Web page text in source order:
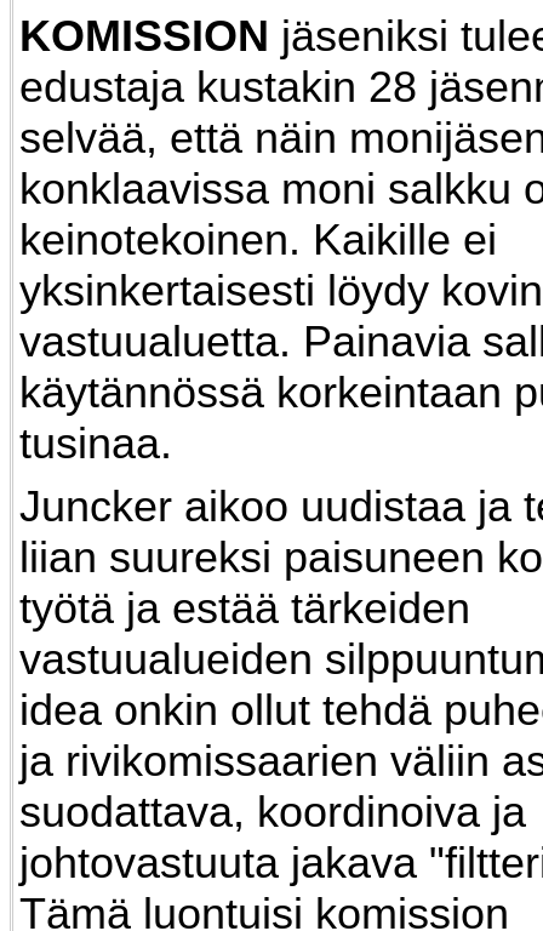
KOMISSION jäseniksi
edustaja kustakin 28
selvää, että näin
konklaavissa moni salkku
keinotekoinen. Kaikille ei
yksinkertaisesti löydy
vastuualuetta. Painavia
käytännössä korkeintaan
tusinaa.
Juncker aikoo uudistaa ja
liian suureksi paisuneen
työtä ja estää tärkeiden
vastuualueiden
idea onkin ollut tehdä
ja rivikomissaarien väliin
suodattava, koordinoiva ja
johtovastuuta jakava
Tämä luontuisi komission